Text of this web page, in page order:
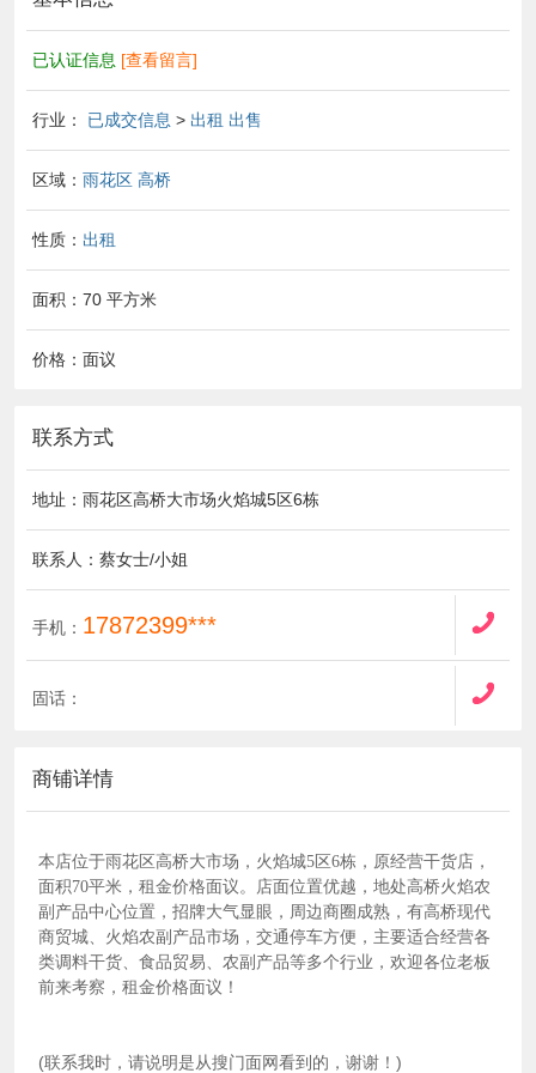
已认证信息 [查看留言]
行业： 已成交信息 > 出租 出售
区域： 雨花区 高桥
性质： 出租
面积：70 平方米
价格：面议
联系方式
地址：雨花区高桥大市场火焰城5区6栋
联系人：蔡女士/小姐
手机： 17872399***
固话：
商铺详情
本店位于雨花区高桥大市场，火焰城5区6栋，原经营干货店，
面积70平米，租金价格面议。店面位置优越，地处高桥火焰农
副产品中心位置，招牌大气显眼，周边商圈成熟，有高桥现代
商贸城、火焰农副产品市场，交通停车方便，主要适合经营各
类调料干货、食品贸易、农副产品等多个行业，欢迎各位老板
前来考察，租金价格面议！
(联系我时，请说明是从搜门面网看到的，谢谢！)